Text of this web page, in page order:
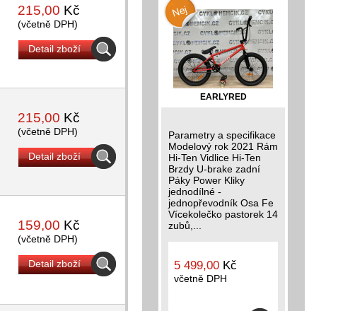
215,00 Kč
(včetně DPH)
Detail zboží
215,00 Kč
(včetně DPH)
Detail zboží
159,00 Kč
(včetně DPH)
Detail zboží
EARLYRED
Parametry a specifikace
Modelový rok 2021 Rám
Hi-Ten Vidlice Hi-Ten
Brzdy U-brake zadní
Páky Power Kliky
jednodílné -
jednopřevodník Osa Fe
Vícekolečko pastorek 14
zubů,...
5 499,00 Kč
včetně DPH